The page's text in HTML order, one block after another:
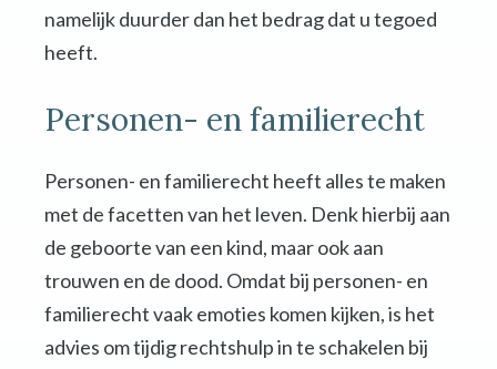
namelijk duurder dan het bedrag dat u tegoed
heeft.
Personen- en familierecht
Personen- en familierecht heeft alles te maken
met de facetten van het leven. Denk hierbij aan
de geboorte van een kind, maar ook aan
trouwen en de dood. Omdat bij personen- en
familierecht vaak emoties komen kijken, is het
advies om tijdig rechtshulp in te schakelen bij